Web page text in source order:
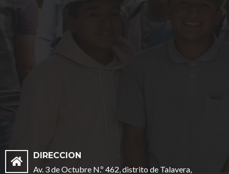
DIRECCION
Av. 3 de Octubre N.º 462, distrito de Talavera,